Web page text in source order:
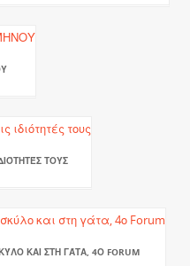
ΤΟΥΣ
ΚΑΙ ΣΤΗ ΓΆΤΑ, 4Ο FORUM